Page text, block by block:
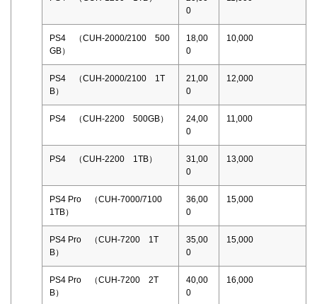
0
PS4 （CUH-2000/2100 500
GB）
18,00
0
10,000
PS4 （CUH-2000/2100 1T
B）
21,00
0
12,000
PS4 （CUH-2200 500GB）
24,00
0
11,000
PS4 （CUH-2200 1TB）
31,00
0
13,000
PS4 Pro （CUH-7000/7100
1TB）
36,00
0
15,000
PS4 Pro （CUH-7200 1T
B）
35,00
0
15,000
PS4 Pro （CUH-7200 2T
B）
40,00
0
16,000